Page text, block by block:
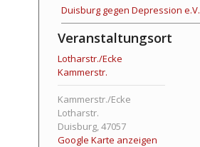
Duisburg gegen Depression e.V.
Veranstaltungsort
Lotharstr./Ecke
Kammerstr.
Kammerstr./Ecke
Lotharstr.
Duisburg,47057
Google Karte anzeigen